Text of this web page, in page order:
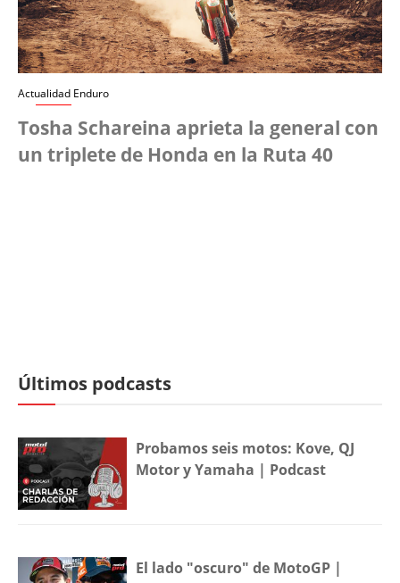
Actualidad Enduro
Tosha Schareina aprieta la general con
un triplete de Honda en la Ruta 40
Últimos podcasts
Probamos seis motos: Kove, QJ
Motor y Yamaha | Podcast
El lado "oscuro" de MotoGP |